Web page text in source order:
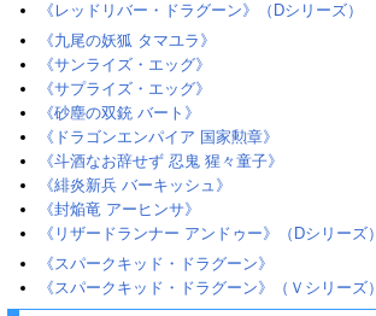
《レッドリバー・ドラグーン》（Dシリーズ）‎‎‎
《九尾の妖狐 タマユラ》
《サンライズ・エッグ》
《サプライズ・エッグ》‎
《砂塵の双銃 バート》
《ドラゴンエンパイア 国家勲章》
《斗酒なお辞せず 忍鬼 猩々童子》‎
《緋炎新兵 バーキッシュ》‎
《封焔竜 アーヒンサ》
《リザードランナー アンドゥー》（Dシリーズ）
《スパークキッド・ドラグーン》
《スパークキッド・ドラグーン》（Ｖシリーズ）